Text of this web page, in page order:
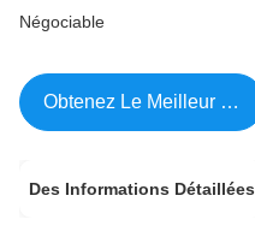
Négociable
Obtenez Le Meilleur Prix
Des Informations Détaillées